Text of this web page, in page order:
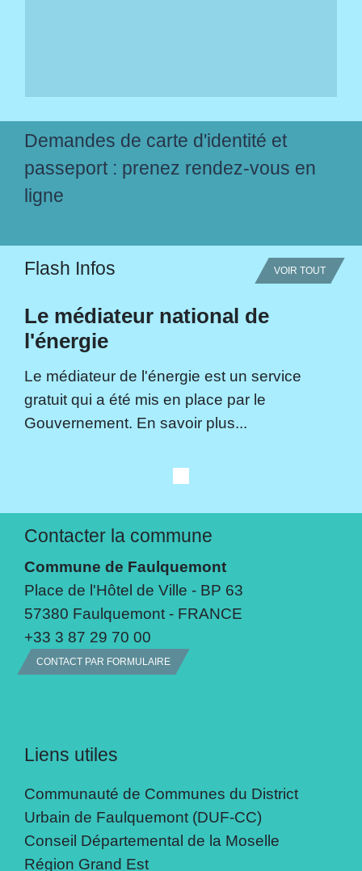
Demandes de carte d'identité et
passeport : prenez rendez-vous en
ligne
Flash Infos VOIR TOUT
Le médiateur national de
l'énergie
Le médiateur de l'énergie est un service
gratuit qui a été mis en place par le
Gouvernement. En savoir plus...
Contacter la commune
Commune de Faulquemont
Place de l'Hôtel de Ville - BP 63
57380 Faulquemont - FRANCE
+33 3 87 29 70 00
CONTACT PAR FORMULAIRE
Liens utiles
Communauté de Communes du District
Urbain de Faulquemont (DUF-CC)
Conseil Départemental de la Moselle
Région Grand Est